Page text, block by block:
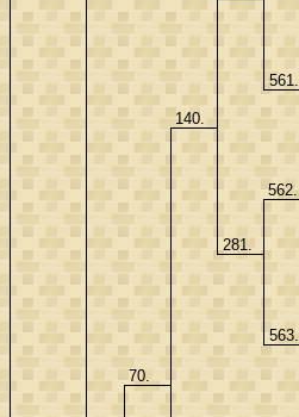
70.
140.
281.